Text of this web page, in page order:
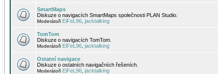
SmartMaps
Diskuze o navigacích SmartMaps společnosti PLAN Studio.
Moderátoři EiFeL96 jacktalking
TomTom
Diskuze o navigacích TomTom.
Moderátoři EiFeL96 jacktalking
Ostatní navigace
Diskuze o ostatních navigačních řešeních.
Moderátoři EiFeL96 jacktalking